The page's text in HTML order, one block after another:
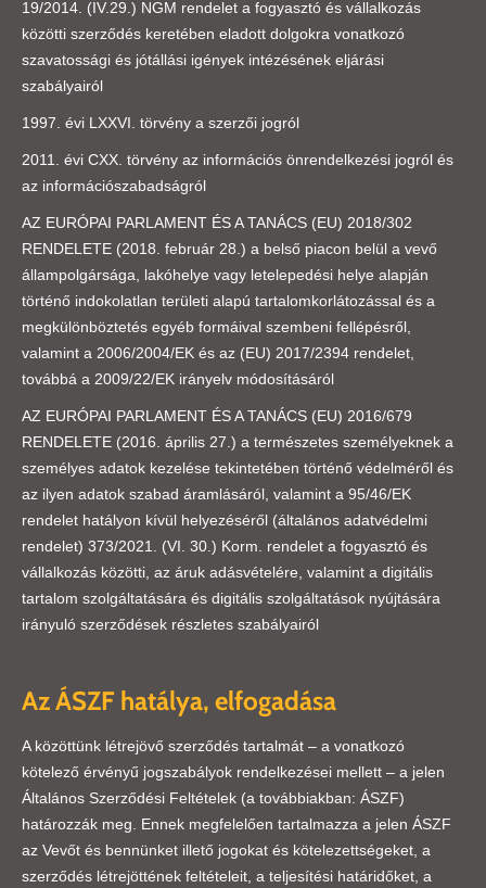
19/2014. (IV.29.) NGM rendelet a fogyasztó és vállalkozás
közötti szerződés keretében eladott dolgokra vonatkozó
szavatossági és jótállási igények intézésének eljárási
szabályairól
1997. évi LXXVI. törvény a szerzői jogról
2011. évi CXX. törvény az információs önrendelkezési jogról és
az információszabadságról
AZ EURÓPAI PARLAMENT ÉS A TANÁCS (EU) 2018/302
RENDELETE (2018. február 28.) a belső piacon belül a vevő
állampolgársága, lakóhelye vagy letelepedési helye alapján
történő indokolatlan területi alapú tartalomkorlátozással és a
megkülönböztetés egyéb formáival szembeni fellépésről,
valamint a 2006/2004/EK és az (EU) 2017/2394 rendelet,
továbbá a 2009/22/EK irányelv módosításáról
AZ EURÓPAI PARLAMENT ÉS A TANÁCS (EU) 2016/679
RENDELETE (2016. április 27.) a természetes személyeknek a
személyes adatok kezelése tekintetében történő védelméről és
az ilyen adatok szabad áramlásáról, valamint a 95/46/EK
rendelet hatályon kívül helyezéséről (általános adatvédelmi
rendelet) 373/2021. (VI. 30.) Korm. rendelet a fogyasztó és
vállalkozás közötti, az áruk adásvételére, valamint a digitális
tartalom szolgáltatására és digitális szolgáltatások nyújtására
irányuló szerződések részletes szabályairól
Az ÁSZF hatálya, elfogadása
A közöttünk létrejövő szerződés tartalmát – a vonatkozó
kötelező érvényű jogszabályok rendelkezései mellett – a jelen
Általános Szerződési Feltételek (a továbbiakban: ÁSZF)
határozzák meg. Ennek megfelelően tartalmazza a jelen ÁSZF
az Vevőt és bennünket illető jogokat és kötelezettségeket, a
szerződés létrejöttének feltételeit, a teljesítési határidőket, a